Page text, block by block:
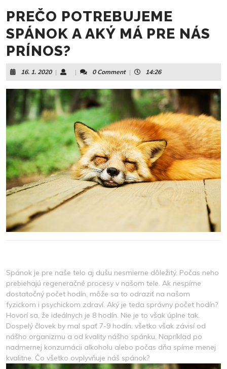
PREČO POTREBUJEME
SPÁNOK A AKÝ MÁ PRE NÁS
PRÍNOS?
16. 1. 202016.
1.
2020
| | 0 Comment | 14:26
Spánok je pre naše telo aj dušu nesmierne dôležitý. Počas neho
prebiehajú regeneračné procesy v našom tele. Ak nespíme
dostatočný počet hodín, môže sa to odraziť na našom
fyzickom i psychickom zdraví. Aký je teda správny počet hodín?
Hovorí sa, že ideálnych je 8 hodín. Nie je to však úplne tak.
Dospelý človek by mal spať 7-9 hodín, všetko však závisí od
nášho organizmu a od kvality nášho spánku. Napríklad po
nadmernej konzumácii alkoholu alebo počas dňa spíme menej
kvalitne. Čo všetko ovplyvňuje náš spánok?